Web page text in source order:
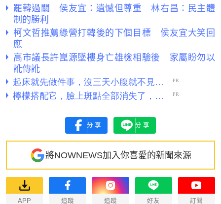
罷韓過關 侯友宜：遺憾但尊重 林右昌：民主體
制的勝利
柯文哲推薦綠營打韓後的下個目標 侯友宜大笑回
應
高市議長許崑源墜樓身亡雄檢相驗後 家屬盼勿以
訛傳訛
分享 分享
將NOWNEWS加入你喜愛的新聞來源
APP 追蹤 追蹤 好友 訂閱